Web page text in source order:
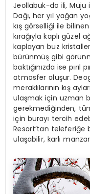
Jeollabuk-do ili, Muju
Dağı, her yıl yağan
kış görselliği ile
kırağıyla kaplı güzel
kaplayan buz
bürünmüş gibi
baktığınızda ise pırıl
atmosfer oluşur.
meraklılarının kış
ulaşmak için uzman
gerekmediğinden,
için burayı tercih
Resort’tan teleferiğe
ulaşabilir, karlı